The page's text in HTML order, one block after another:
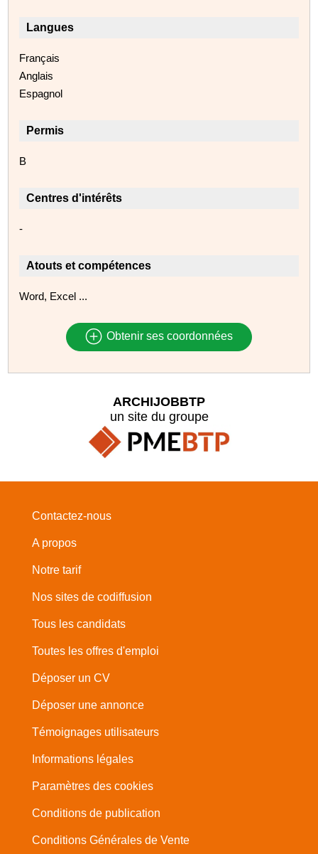
Langues
Français
Anglais
Espagnol
Permis
B
Centres d'intérêts
-
Atouts et compétences
Word, Excel ...
Obtenir ses coordonnées
ARCHIJOBBTP
un site du groupe
Contactez-nous
A propos
Notre tarif
Nos sites de codiffusion
Tous les candidats
Toutes les offres d'emploi
Déposer un CV
Déposer une annonce
Témoignages utilisateurs
Informations légales
Paramètres des cookies
Conditions de publication
Conditions Générales de Vente